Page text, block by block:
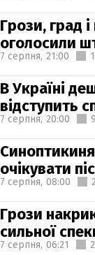
Грози, град
оголосили
7 серпня, 21:00
В Україні
відступить
7 серпня, 20:00
Синоптикиня
очікувати
7 серпня, 08:00
Грози
сильної
7 серпня, 06:21